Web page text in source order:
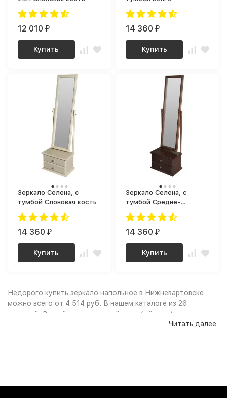
12 010₽
Купить
14 360₽
Купить
Зеркало Селена, с
тумбой Слоновая кость
14 360₽
Купить
Зеркало Селена, с
тумбой Средне-
коричневый
14 360₽
Купить
Недорого купить зеркало напольное в Нижневартовске
можно всего от 4 514 руб. В нашем каталоге из 26
моделей, Вы найдете по низкой цене (дёшево):
Качественные фото и удобный поиск по параметрам,
Читать далее